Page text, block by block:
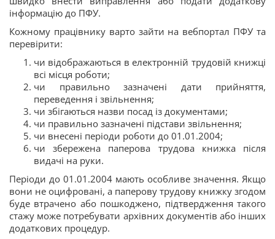
інформацію до ПФУ.
Кожному працівнику варто зайти на вебпортал ПФУ та
перевірити:
чи відображаються в електронній трудовій книжці
всі місця роботи;
чи правильно зазначені дати прийняття,
переведення і звільнення;
чи збігаються назви посад із документами;
чи правильно зазначені підстави звільнення;
чи внесені періоди роботи до 01.01.2004;
чи збережена паперова трудова книжка після
видачі на руки.
Періоди до 01.01.2004 мають особливе значення. Якщо
вони не оцифровані, а паперову трудову книжку згодом
буде втрачено або пошкоджено, підтвердження такого
стажу може потребувати архівних документів або інших
додаткових процедур.